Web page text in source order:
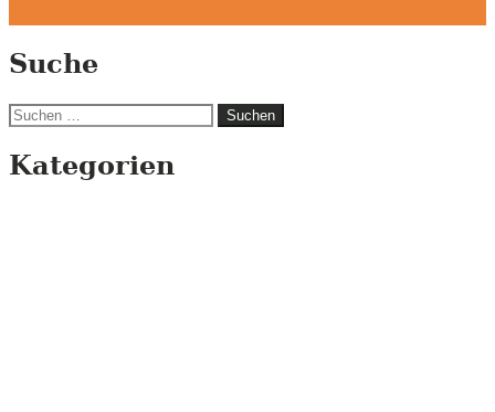
Suche
Suchen
Kategorien